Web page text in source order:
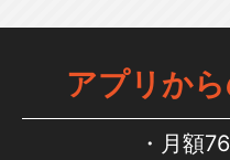
アプリから
月額